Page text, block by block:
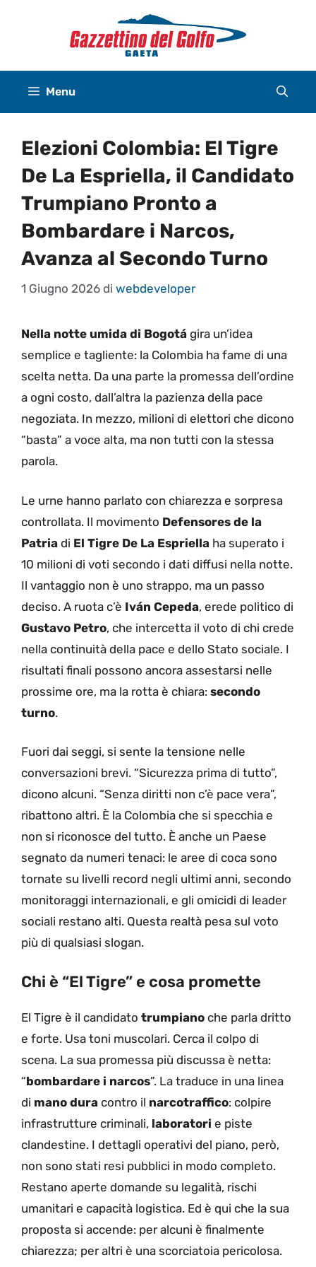
Menu
Elezioni Colombia: El Tigre
De La Espriella, il Candidato
Trumpiano Pronto a
Bombardare i Narcos,
Avanza al Secondo Turno
1 Giugno 2026 di webdeveloper
Nella notte umida di Bogotá gira un’idea
semplice e tagliente: la Colombia ha fame di una
scelta netta. Da una parte la promessa dell’ordine
a ogni costo, dall’altra la pazienza della pace
negoziata. In mezzo, milioni di elettori che dicono
“basta” a voce alta, ma non tutti con la stessa
parola.
Le urne hanno parlato con chiarezza e sorpresa
controllata. Il movimento Defensores de la
Patria di El Tigre De La Espriella ha superato i
10 milioni di voti secondo i dati diffusi nella notte.
Il vantaggio non è uno strappo, ma un passo
deciso. A ruota c’è Iván Cepeda, erede politico di
Gustavo Petro, che intercetta il voto di chi crede
nella continuità della pace e dello Stato sociale. I
risultati finali possono ancora assestarsi nelle
prossime ore, ma la rotta è chiara: secondo
turno.
Fuori dai seggi, si sente la tensione nelle
conversazioni brevi. “Sicurezza prima di tutto”,
dicono alcuni. “Senza diritti non c’è pace vera”,
ribattono altri. È la Colombia che si specchia e
non si riconosce del tutto. È anche un Paese
segnato da numeri tenaci: le aree di coca sono
tornate su livelli record negli ultimi anni, secondo
monitoraggi internazionali, e gli omicidi di leader
sociali restano alti. Questa realtà pesa sul voto
più di qualsiasi slogan.
Chi è “El Tigre” e cosa promette
El Tigre è il candidato trumpiano che parla dritto
e forte. Usa toni muscolari. Cerca il colpo di
scena. La sua promessa più discussa è netta:
“bombardare i narcos”. La traduce in una linea
di mano dura contro il narcotraffico: colpire
infrastrutture criminali, laboratori e piste
clandestine. I dettagli operativi del piano, però,
non sono stati resi pubblici in modo completo.
Restano aperte domande su legalità, rischi
umanitari e capacità logistica. Ed è qui che la sua
proposta si accende: per alcuni è finalmente
chiarezza; per altri è una scorciatoia pericolosa.